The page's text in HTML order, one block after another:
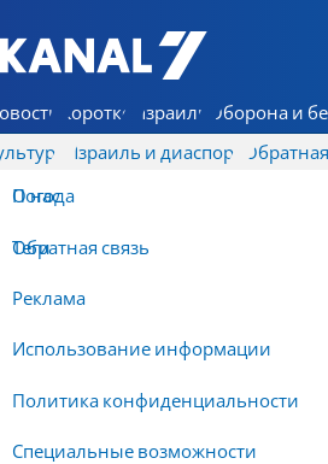
7 КАНАЛ - Аруц Шева
Коротко Израиль Оборона и
Израиль и диаспора Обратная
О нас
Обратная связь
Реклама
Использование информации
Политика конфиденциальности
Специальные возможности
Погода
Теги